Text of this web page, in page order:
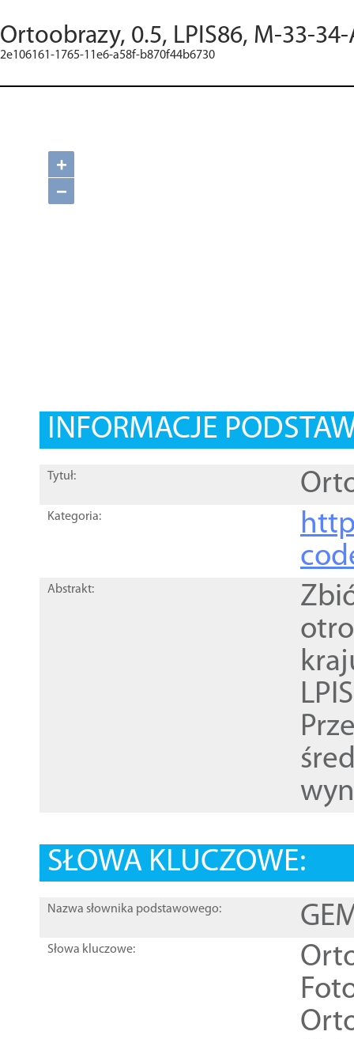
Ortoobrazy, 0.5, LPIS86, M-33-
2e106161-1765-11e6-a58f-b870f44b6730
+
−
INFORMACJE
Tytuł:
Kategoria:
Abstrakt:
SŁOWA KLUCZOWE:
Nazwa słownika podstawowego:
Słowa kluczowe: